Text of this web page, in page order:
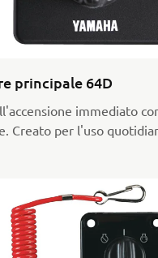
principale 64D
immediato
Creato per l'uso